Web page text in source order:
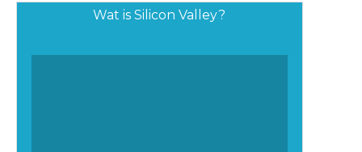
Wat is Silicon Valley?